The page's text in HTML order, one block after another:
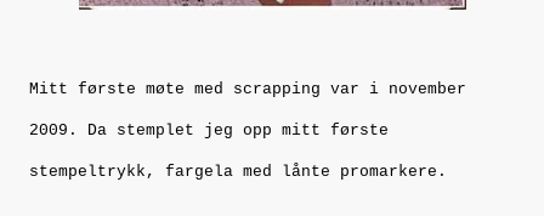
Mitt første møte med scrapping var i november
2009. Da stemplet jeg opp mitt første
stempeltrykk, fargela med lånte promarkere.